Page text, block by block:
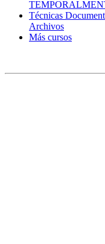
Técnicas
Archivos
Más cursos